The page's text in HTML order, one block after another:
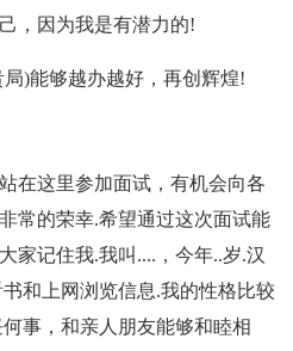
，因为我是有潜力的!
)能够越办越好，再创辉煌!
在这里参加面试，有机会向各
常的荣幸.希望通过这次面试能
家记住我.我叫....，今年..岁.汉
和上网浏览信息.我的性格比较
事，和亲人朋友能够和睦相